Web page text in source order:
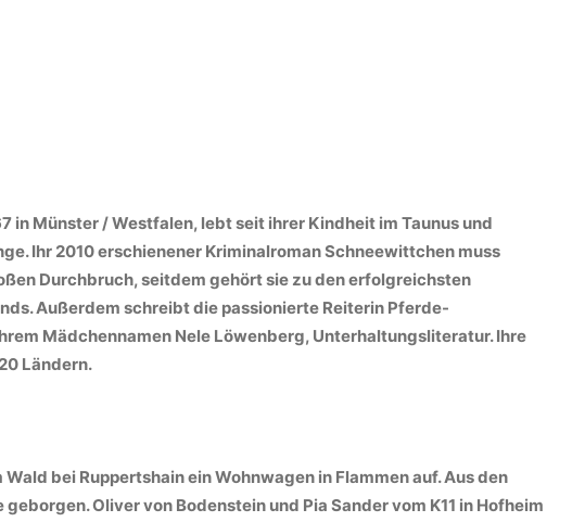
in Münster / Westfalen, lebt seit ihrer Kindheit im Taunus und
Ihr 2010 erschienener Kriminalroman Schneewittchen muss
Durchbruch, seitdem gehört sie zu den erfolgreichsten
Außerdem schreibt die passionierte Reiterin Pferde-
Mädchennamen Nele Löwenberg, Unterhaltungsliteratur. Ihre
Ländern.
bei Ruppertshain ein Wohnwagen in Flammen auf. Aus den
Oliver von Bodenstein und Pia Sander vom K11 in Hofheim